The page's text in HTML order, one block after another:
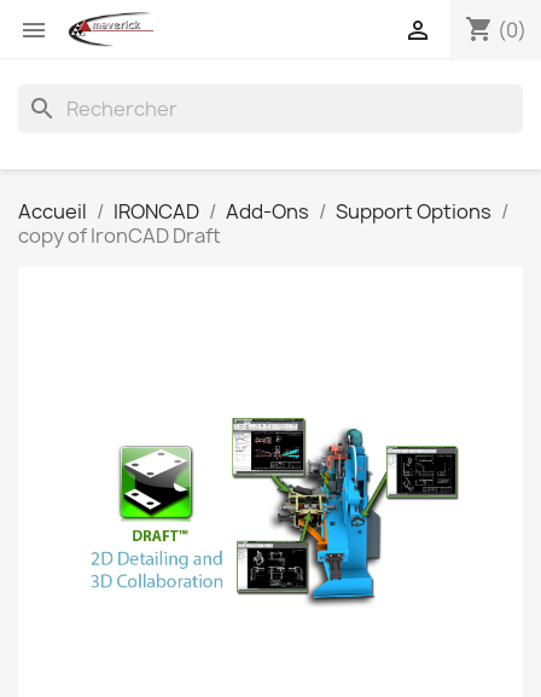
 shopping_cart (0)

search
Accueil IRONCAD Add-Ons
Support Options
copy of IronCAD Draft